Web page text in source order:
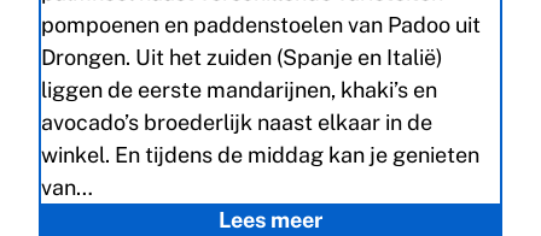
pompoenen en paddenstoelen van Padoo uit
Drongen. Uit het zuiden (Spanje en Italië)
liggen de eerste mandarijnen, khaki’s en
avocado’s broederlijk naast elkaar in de
winkel. En tijdens de middag kan je genieten
van…
Lees meer